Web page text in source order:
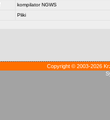
kompilator NGWS
Pliki
Copyright © 2003-2026